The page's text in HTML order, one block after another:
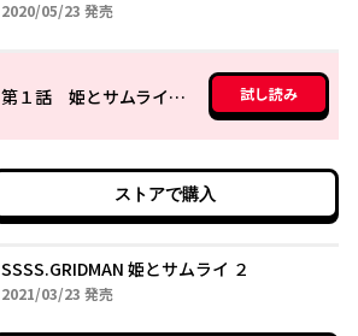
2020/05/23 2020年05月23日
発売
第１話 姫とサムライ[前編] 試し読み
ストアで購入
SSSS.GRIDMAN 姫とサムライ ２
2021/03/23 2021年03月23日
発売